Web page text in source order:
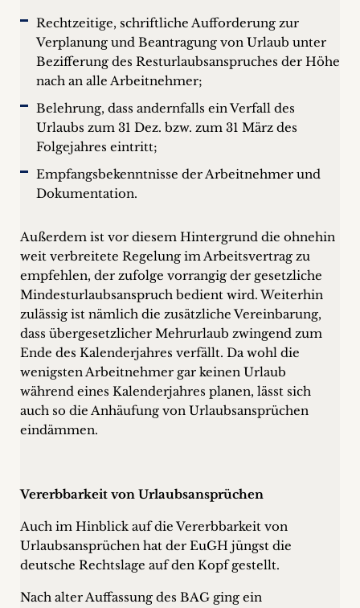
Rechtzeitige, schriftliche Aufforderung zur
Verplanung und Beantragung von Urlaub unter
Bezifferung des Resturlaubsanspruches der Höhe
nach an alle Arbeitnehmer;
Belehrung, dass andernfalls ein Verfall des
Urlaubs zum 31 Dez. bzw. zum 31 März des
Folgejahres eintritt;
Empfangsbekenntnisse der Arbeitnehmer und
Dokumentation.
Außerdem ist vor diesem Hintergrund die ohnehin
weit verbreitete Regelung im Arbeitsvertrag zu
empfehlen, der zufolge vorrangig der gesetzliche
Mindesturlaubsanspruch bedient wird. Weiterhin
zulässig ist nämlich die zusätzliche Vereinbarung,
dass übergesetzlicher Mehrurlaub zwingend zum
Ende des Kalenderjahres verfällt. Da wohl die
wenigsten Arbeitnehmer gar keinen Urlaub
während eines Kalenderjahres planen, lässt sich
auch so die Anhäufung von Urlaubsansprüchen
eindämmen.
Vererbbarkeit von Urlaubsansprüchen
Auch im Hinblick auf die Vererbbarkeit von
Urlaubsansprüchen hat der EuGH jüngst die
deutsche Rechtslage auf den Kopf gestellt.
Nach alter Auffassung des BAG ging ein